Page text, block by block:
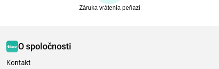
Záruka vrátenia peňazí
O spoločnosti
Kontakt